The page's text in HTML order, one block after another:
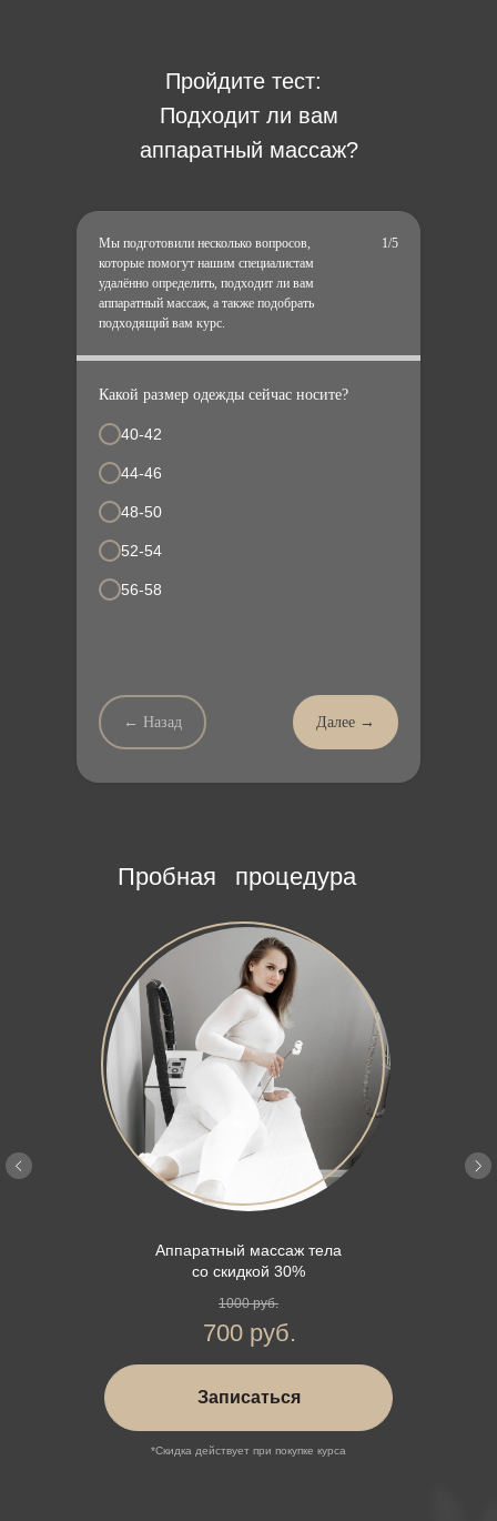
Пройдите тест:
Подходит ли вам
аппаратный массаж?
Мы подготовили несколько вопросов,
которые помогут нашим специалистам
удалённо определить, подходит ли вам
аппаратный массаж, а также подобрать
подходящий вам курс.
1/5
Какой размер одежды сейчас носите?
40-42
44-46
48-50
52-54
56-58
← Назад Далее →
Пробная процедура
Аппаратный массаж тела
со скидкой 30%
700 руб.
1000 руб.
Записаться
*Скидка действует при покупке курса